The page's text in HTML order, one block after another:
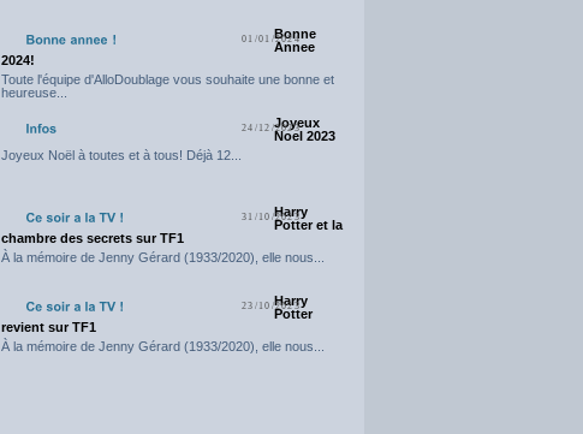
01/01/2024
Bonne
Annee
2024!
Toute l'équipe d'AlloDoublage vous souhaite une bonne et
heureuse...
24/12/2023
Joyeux
Noel 2023
Joyeux Noël à toutes et à tous! Déjà 12...
31/10/2023
Harry
Potter et la
chambre des secrets sur TF1
À la mémoire de Jenny Gérard (1933/2020), elle nous...
23/10/2023
Harry
Potter
revient sur TF1
À la mémoire de Jenny Gérard (1933/2020), elle nous...